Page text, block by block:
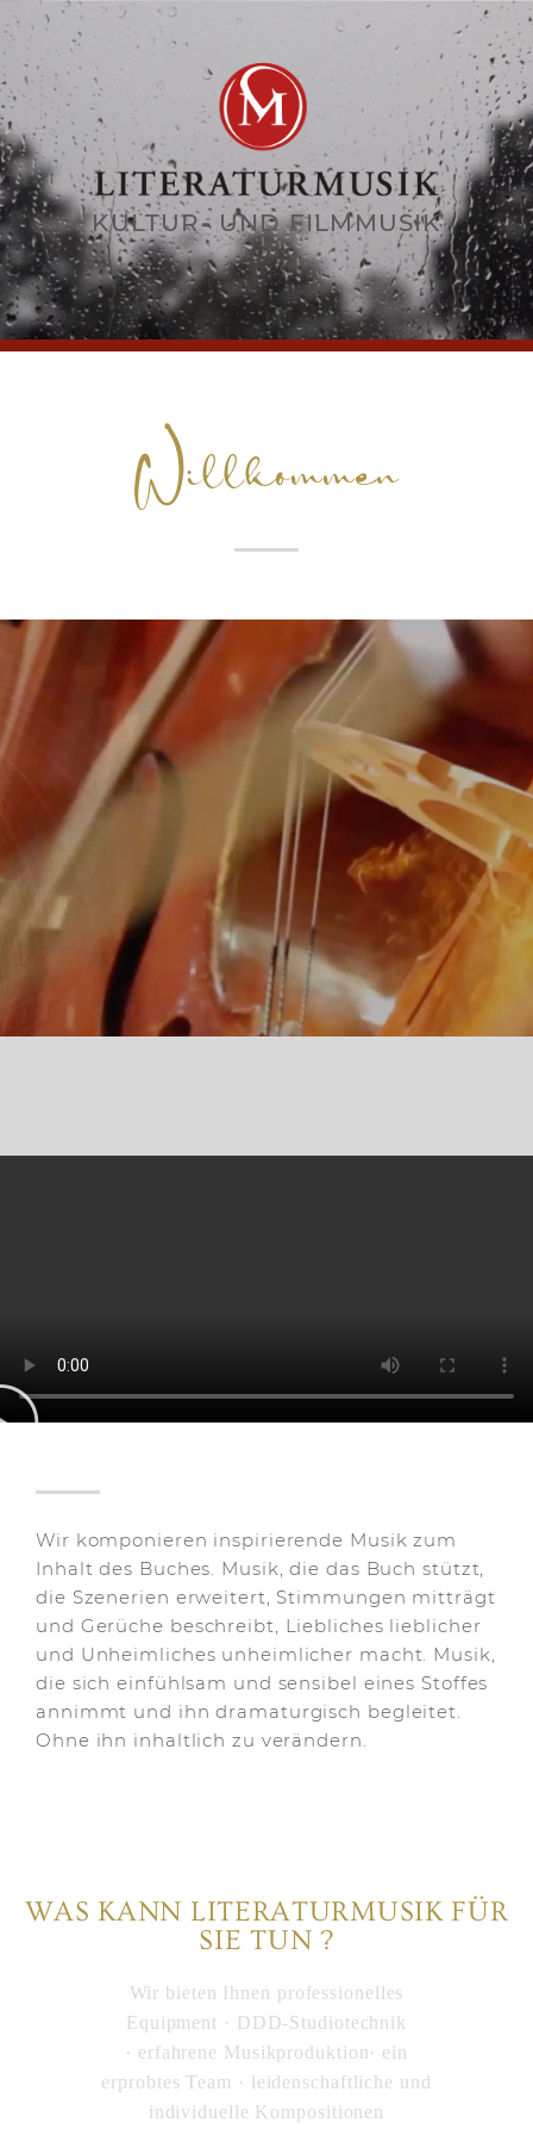
KULTUR- UND FILMMUSIK
Willkommen
Wir komponieren inspirierende Musik zum
Inhalt des Buches. Musik, die das Buch stützt,
die Szenerien erweitert, Stimmungen mitträgt
und Gerüche beschreibt, Liebliches lieblicher
und Unheimliches unheimlicher macht. Musik,
die sich einfühlsam und sensibel eines Stoffes
annimmt und ihn dramaturgisch begleitet.
Ohne ihn inhaltlich zu verändern.
WAS KANN LITERATURMUSIK FÜR
SIE TUN ?
Wir bieten Ihnen professionelles
Equipment · DDD-Studiotechnik
· erfahrene Musikproduktion· ein
erprobtes Team · leidenschaftliche und
individuelle Kompositionen